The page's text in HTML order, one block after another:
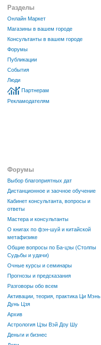
Разделы
Онлайн Маркет
Магазины в вашем городе
Консультанты в вашем городе
Форумы
Публикации
События
Люди
Партнерам
Рекламодателям
Форумы
Выбор благоприятных дат
Дистанционное и заочное обучение
Кабинет консультанта, вопросы и
ответы
Мастера и консультанты
О книгах по фэн-шуй и китайской
метафизике
Общие вопросы по Ба-цзы (Столпы
Судьбы и удачи)
Очные курсы и семинары
Прогнозы и предсказания
Разговоры обо всем
Активации, теория, практика Ци Мэнь
Дунь Цзя
Архив
Астрология Цзы Вэй Доу Шу
Деньги и бизнес